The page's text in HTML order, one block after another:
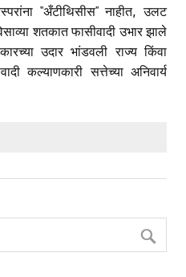
‘‘अँटीथिसीस’’ नाहीत, उलट
शतकात फासीवादी उभार झाले
उदार भांडवली राज्य किंवा
कल्याणकारी सत्तेच्या अनिवार्य